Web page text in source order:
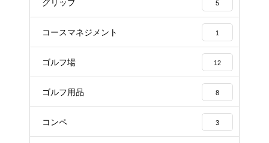
グリップ 5
コースマネジメント 1
ゴルフ場 12
ゴルフ用品 8
コンペ 3